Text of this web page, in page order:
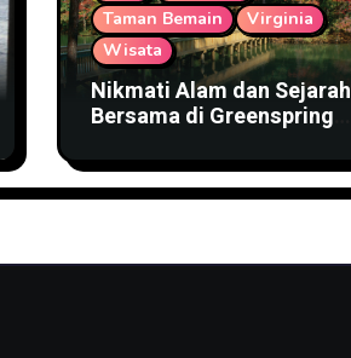
Taman Bemain
Virginia
Wisata
Nikmati Alam dan Sejarah
Bersama di Greensprings